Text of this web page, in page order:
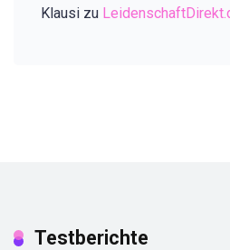
Klausi zu
Testberichte